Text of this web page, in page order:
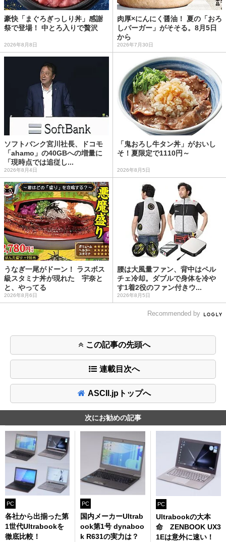
豪快「まぐろぎっしり丼」感謝
祭で登場！ 中とろ入りで贅沢
2026年8月8日
肉厚×にんにく醤油！ 夏の「おろ
しバーガー」がそそる。8月5日
から
2026年7月30日
ソフトバンク宮川社長、ドコモ
「ahamo」の40GBへの増量に
「現時点では追従し...
2026年8月4日
「鬼おろし牛タン丼」がおいし
そ！夏限定で1110円～
2026年8月5日
うなぎ一尾がドーン！ ラスボス
級スタミナ丼が現れた 宇奈と
と、やってる
2026年8月6日
腰は大風量ファン、背中はペル
チェ冷却。ダブルで身体を冷や
す1着2役のファン付きウ...
2026年8月5日
Recommended by
この記事の先頭へ
連載目次へ
ASCII.jpトップへ
次にお勧めの記事
PC
各社から出揃った第
1世代Ultrabookを
徹底比較！
PC
国内メーカーUltrab
ook第1号 dynaboo
k R631の実力は？
PC
Ultrabookの大本
命 ZENBOOK UX3
1Eは意外に速い！